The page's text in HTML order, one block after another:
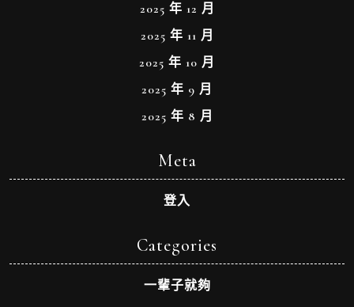
2025 年 12 月
2025 年 11 月
2025 年 10 月
2025 年 9 月
2025 年 8 月
Meta
登入
Categories
一輩子就夠